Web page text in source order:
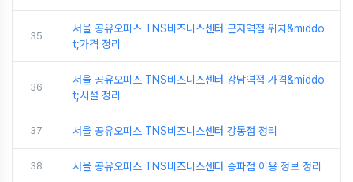
35
서울 공유오피스 TNS비즈니스센터 군자역점 위치&middo
t;가격 정리
36
서울 공유오피스 TNS비즈니스센터 강남역점 가격&middo
t;시설 정리
37 서울 공유오피스 TNS비즈니스센터 강동점 정리
38 서울 공유오피스 TNS비즈니스센터 송파점 이용 정보 정리